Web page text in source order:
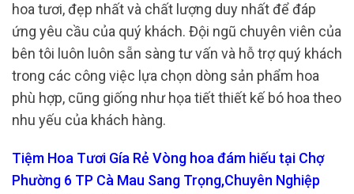
hoa tươi, đẹp nhất và chất lượng duy nhất để đáp
ứng yêu cầu của quý khách. Đội ngũ chuyên viên của
bên tôi luôn luôn sẵn sàng tư vấn và hỗ trợ quý khách
trong các công việc lựa chọn dòng sản phẩm hoa
phù hợp, cũng giống như họa tiết thiết kế bó hoa theo
nhu yếu của khách hàng.
Tiệm Hoa Tươi Gía Rẻ Vòng hoa đám hiếu tại Chợ
Phường 6 TP Cà Mau Sang Trọng,Chuyên Nghiệp